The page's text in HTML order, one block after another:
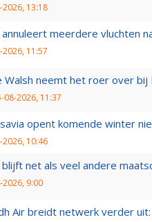
2026, 13:18
annuleert meerdere vluchten
2026, 11:57
Walsh neemt het roer over
08-2026, 11:37
opent komende winter
2026, 10:46
blijft net als veel andere
2026, 9:00
Air breidt netwerk verder